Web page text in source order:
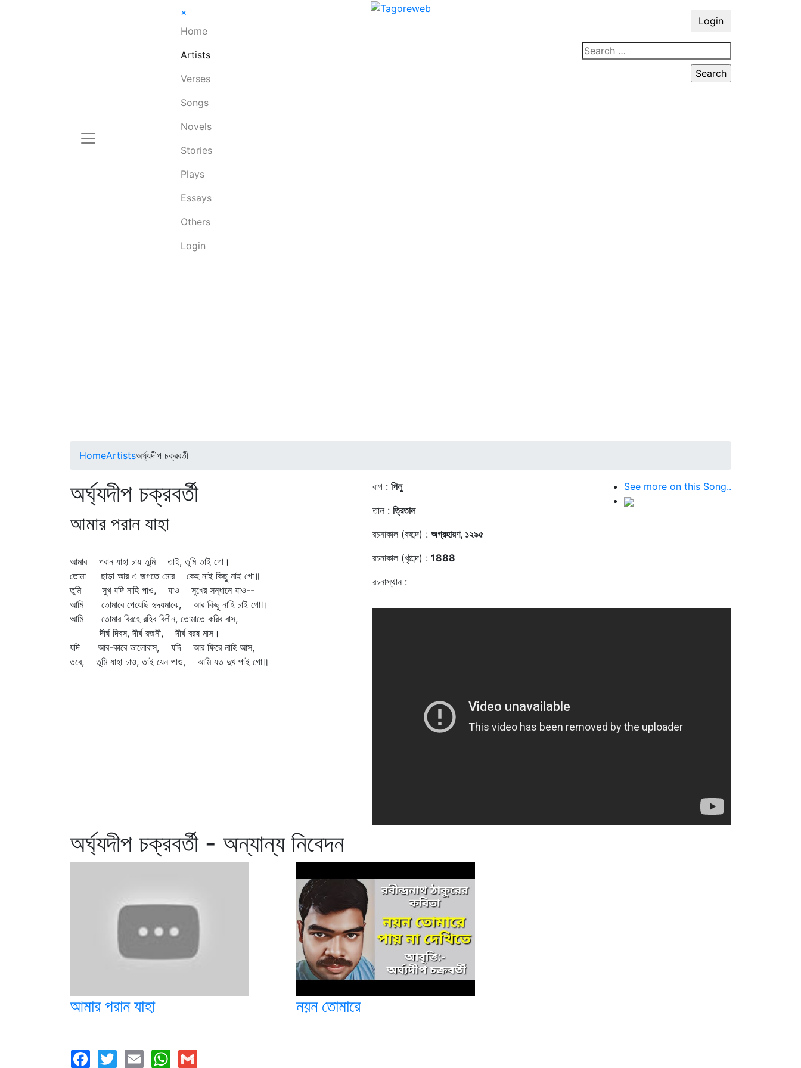
×
Home
Artists
Verses
Songs
Novels
Stories
Plays
Essays
Others
Login
Login
HomeArtistsঅর্ঘ্যদীপ চক্রবর্তী
অর্ঘ্যদীপ চক্রবর্তী
আমার পরান যাহা
আমার পরান যাহা চায় তুমি তাই, তুমি তাই গো।
তোমা ছাড়া আর এ জগতে মোর কেহ নাই কিছু নাই গো॥
তুমি সুখ যদি নাহি পাও, যাও সুখের সন্ধানে যাও--
আমি তোমারে পেয়েছি হৃদয়মাঝে, আর কিছু নাহি চাই গো॥
আমি তোমার বিরহে রহিব বিলীন, তোমাতে করিব বাস,
দীর্ঘ দিবস, দীর্ঘ রজনী, দীর্ঘ বরষ মাস।
যদি আর-কারে ভালোবাস, যদি আর ফিরে নাহি আস,
তবে, তুমি যাহা চাও, তাই যেন পাও, আমি যত দুখ পাই গো॥
রাগ : পিলু
তাল : ত্রিতাল
রচনাকাল (বঙ্গাব্দ) : অগ্রহায়ণ, ১২৯৫
রচনাকাল (খৃষ্টাব্দ) : 1888
রচনাস্থান :
See more on this Song..
অর্ঘ্যদীপ চক্রবর্তী - অন্যান্য নিবেদন
আমার পরান যাহা নয়ন তোমারে